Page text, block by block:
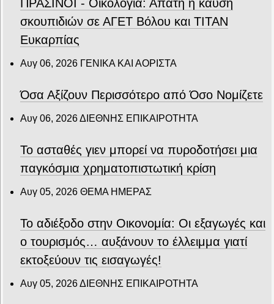
ΠΡΑΣΙΝΟΙ - Οικολογία: Απάτη η καύση
σκουπιδιών σε ΑΓΕΤ Βόλου και ΤΙΤΑΝ
Ευκαρπίας
Αυγ 06, 2026 ΓΕΝΙΚΑ ΚΑΙ ΑΟΡΙΣΤΑ
Όσα Αξίζουν Περισσότερο από Όσο Νομίζετε
Αυγ 06, 2026ΔΙΕΘΝΗΣ ΕΠΙΚΑΙΡΟΤΗΤΑ
Το ασταθές γιεν μπορεί να πυροδοτήσει μια
παγκόσμια χρηματοπιστωτική κρίση
Αυγ 05, 2026 ΘΕΜΑ ΗΜΕΡΑΣ
Το αδιέξοδο στην Οικονομία: Οι εξαγωγές και
ο τουρισμός… αυξάνουν το έλλειμμα γιατί
εκτοξεύουν τις εισαγωγές!
Αυγ 05, 2026ΔΙΕΘΝΗΣ ΕΠΙΚΑΙΡΟΤΗΤΑ